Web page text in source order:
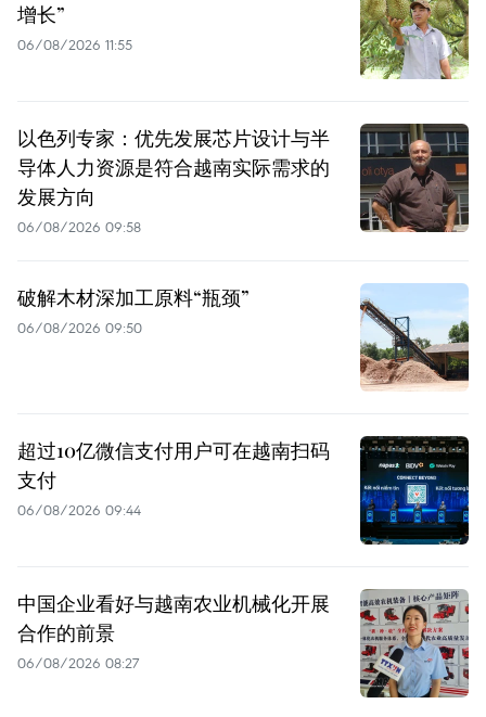
增长”
06/08/2026 11:55
以色列专家：优先发展芯片设计与半
导体人力资源是符合越南实际需求的
发展方向
06/08/2026 09:58
破解木材深加工原料“瓶颈”
06/08/2026 09:50
超过10亿微信支付用户可在越南扫码
支付
06/08/2026 09:44
中国企业看好与越南农业机械化开展
合作的前景
06/08/2026 08:27